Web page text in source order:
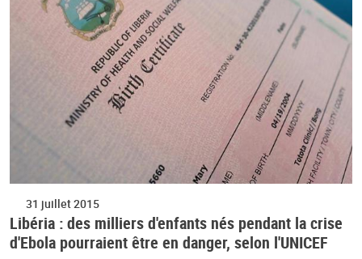
31 juillet 2015
Libéria : des milliers d'enfants nés pendant la crise
d'Ebola pourraient être en danger, selon l'UNICEF